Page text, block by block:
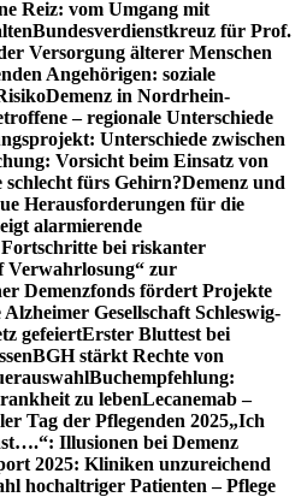
Reiz: vom Umgang mit
Bundesverdienstkreuz für Prof.
Versorgung älterer Menschen
Angehörigen: soziale
Demenz in Nordrhein-
– regionale Unterschiede
Unterschiede zwischen
Vorsicht beim Einsatz von
schlecht fürs Gehirn?Demenz und
Herausforderungen für die
alarmierende
bei riskanter
Verwahrlosung“ zur
Demenzfonds fördert Projekte
Alzheimer Gesellschaft Schleswig-
gefeiertErster Bluttest bei
BGH stärkt Rechte von
Buchempfehlung:
zu lebenLecanemab –
Tag der Pflegenden 2025„Ich
Illusionen bei Demenz
2025: Kliniken unzureichend
hochaltriger Patienten – Pflege